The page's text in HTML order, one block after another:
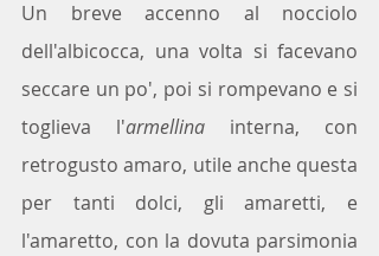
Un breve accenno al nocciolo
dell'albicocca, una volta si facevano
seccare un po', poi si rompevano e si
toglieva l'armellina interna, con
retrogusto amaro, utile anche questa
per tanti dolci, gli amaretti, e
l'amaretto, con la dovuta parsimonia